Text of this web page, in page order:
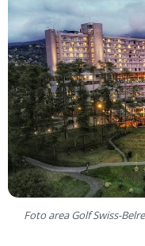
Foto area Golf Swiss-